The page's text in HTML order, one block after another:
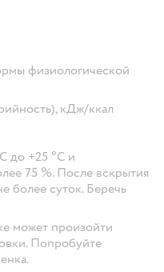
физиологической
кДж/ккал
до +25 °С и
75 %. После вскрытия
более суток. Беречь
может произойти
Попробуйте